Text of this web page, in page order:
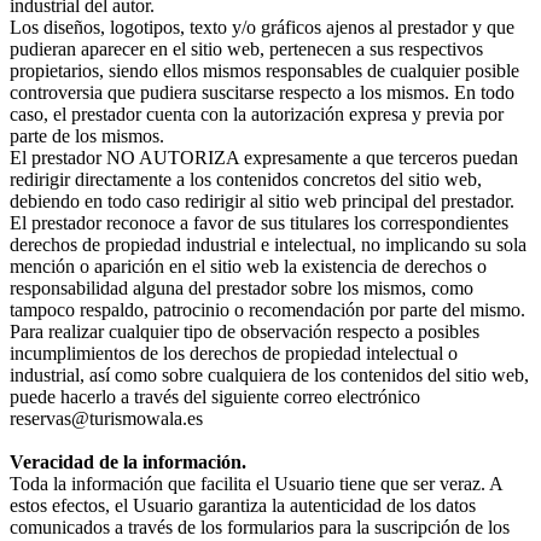
industrial del autor.
Los diseños, logotipos, texto y/o gráficos ajenos al prestador y que
pudieran aparecer en el sitio web, pertenecen a sus respectivos
propietarios, siendo ellos mismos responsables de cualquier posible
controversia que pudiera suscitarse respecto a los mismos. En todo
caso, el prestador cuenta con la autorización expresa y previa por
parte de los mismos.
El prestador NO AUTORIZA expresamente a que terceros puedan
redirigir directamente a los contenidos concretos del sitio web,
debiendo en todo caso redirigir al sitio web principal del prestador.
El prestador reconoce a favor de sus titulares los correspondientes
derechos de propiedad industrial e intelectual, no implicando su sola
mención o aparición en el sitio web la existencia de derechos o
responsabilidad alguna del prestador sobre los mismos, como
tampoco respaldo, patrocinio o recomendación por parte del mismo.
Para realizar cualquier tipo de observación respecto a posibles
incumplimientos de los derechos de propiedad intelectual o
industrial, así como sobre cualquiera de los contenidos del sitio web,
puede hacerlo a través del siguiente correo electrónico
reservas@turismowala.es
Veracidad de la información.
Toda la información que facilita el Usuario tiene que ser veraz. A
estos efectos, el Usuario garantiza la autenticidad de los datos
comunicados a través de los formularios para la suscripción de los